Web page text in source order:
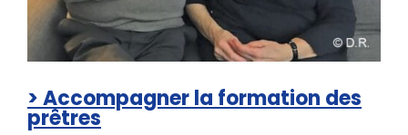
> Accompagner la formation des
prêtres